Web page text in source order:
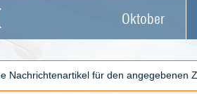
Oktober
Nachrichtenartikel für den angegebenen